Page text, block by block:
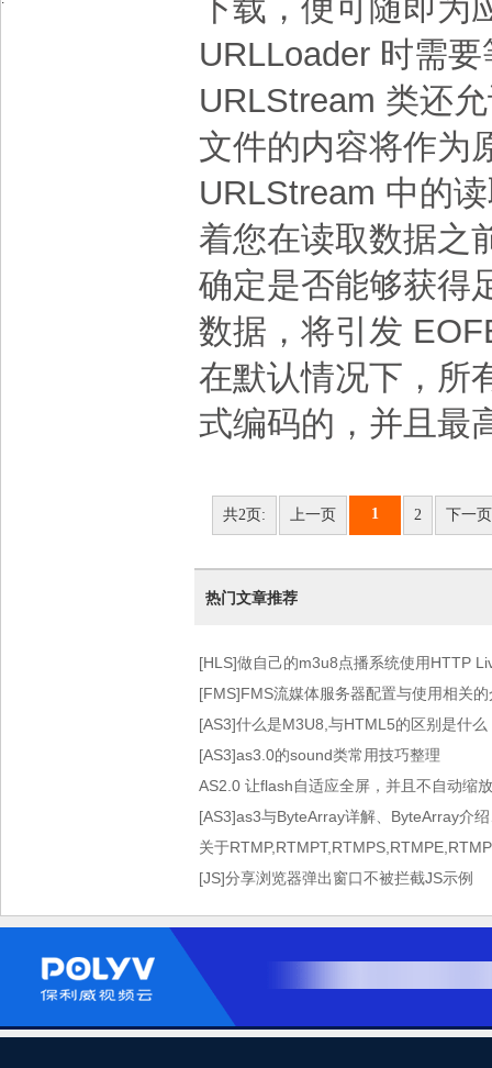
下载，便可随即
URLLoader 时需
URLStream 类还
文件的内容将作为
URLStream 中的
着您在读取数据之
确定是否能够获得
数据，将引发
在默认情况下，所
式编码的，并且最
共2页: 上一页 1 2 下一页
热门文章推荐
[HLS]做自己的m3u8点播系统使用HTTP
术）
[FMS]FMS流媒体服务器配置与使用相关的
[AS3]什么是M3U8,与HTML5的区别是什么
[AS3]as3.0的sound类常用技巧整理
AS2.0 让flash自适应全屏，并且不自动缩放
[AS3]as3与ByteArray详解、ByteArray介
关于
[JS]分享浏览器弹出窗口不被拦截JS示例